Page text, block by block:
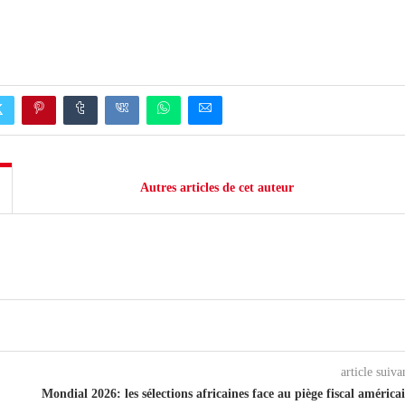
Autres articles de cet auteur
article
Mondial 2026: les sélections africaines face au piège fiscal